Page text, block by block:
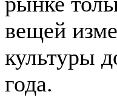
вещей
культуры
года.